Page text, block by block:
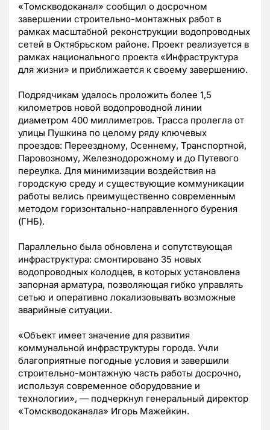
«Томскводоканал» сообщил о досрочном
завершении строительно-монтажных работ в
рамках масштабной реконструкции водопроводных
сетей в Октябрьском районе. Проект реализуется в
рамках национального проекта «Инфраструктура
для жизни» и приближается к своему завершению.
Подрядчикам удалось проложить более 1,5
километров новой водопроводной линии
диаметром 400 миллиметров. Трасса пролегла от
улицы Пушкина по целому ряду ключевых
проездов: Переездному, Осеннему, Транспортной,
Паровозному, Железнодорожному и до Путевого
переулка. Для минимизации воздействия на
городскую среду и существующие коммуникации
работы велись преимущественно современным
методом горизонтально-направленного бурения
(ГНБ).
Параллельно была обновлена и сопутствующая
инфраструктура: смонтировано 35 новых
водопроводных колодцев, в которых установлена
запорная арматура, позволяющая гибко управлять
сетью и оперативно локализовывать возможные
аварийные ситуации.
«Объект имеет значение для развития
коммунальной инфраструктуры города. Учли
благоприятные погодные условия и завершили
строительно-монтажную часть работы досрочно,
используя современное оборудование и
технологии», — подчеркнул генеральный директор
«Томскводоканала» Игорь Мажейкин.